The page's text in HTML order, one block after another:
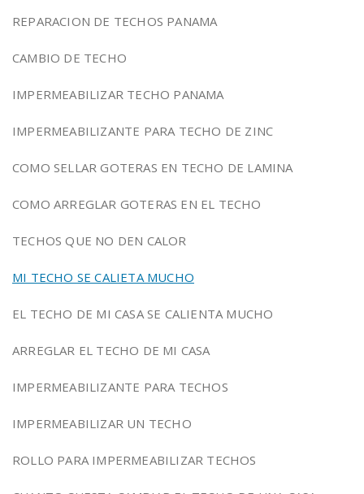
REPARACION DE TECHOS PANAMA
CAMBIO DE TECHO
IMPERMEABILIZAR TECHO PANAMA
IMPERMEABILIZANTE PARA TECHO DE ZINC
COMO SELLAR GOTERAS EN TECHO DE LAMINA
COMO ARREGLAR GOTERAS EN EL TECHO
TECHOS QUE NO DEN CALOR
MI TECHO SE CALIETA MUCHO
EL TECHO DE MI CASA SE CALIENTA MUCHO
ARREGLAR EL TECHO DE MI CASA
IMPERMEABILIZANTE PARA TECHOS
IMPERMEABILIZAR UN TECHO
ROLLO PARA IMPERMEABILIZAR TECHOS